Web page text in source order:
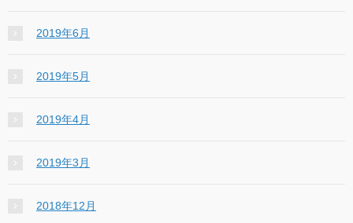
2019年6月
2019年5月
2019年4月
2019年3月
2018年12月